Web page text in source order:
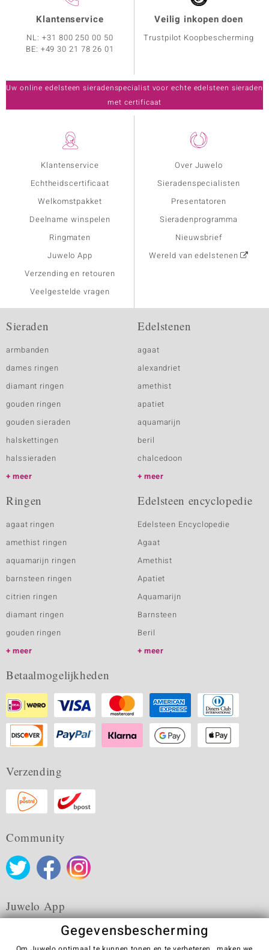
Klantenservice
Echtheidscertificaat
Welkomstpakket
Deelname winspelen
Ringmaten
Juwelo App
Verzending en retouren
Veelgestelde vragen
Over Juwelo
Sieradenspecialisten
Presentatoren
Sieradenprogramma
Nieuwsbrief
Wereld van edelstenen
Klantenservice
NL:+31 800 250 00 50
BE: +49 30 21 78 26 01
Veilig inkopen doen
Trustpilot Koopbescherming
Uw online edelsteen sieradenspecialist voor echte edelsteen sieraden
met certificaat
Sieraden
armbanden
dames ringen
diamant ringen
gouden ringen
gouden sieraden
halskettingen
halssieraden
meer
Edelstenen
agaat
alexandriet
amethist
apatiet
aquamarijn
beril
chalcedoon
meer
Ringen
agaat ringen
amethist ringen
aquamarijn ringen
barnsteen ringen
citrien ringen
diamant ringen
gouden ringen
meer
Edelsteen encyclopedie
Edelsteen Encyclopedie
Agaat
Amethist
Apatiet
Aquamarijn
Barnsteen
Beril
meer
Betaalmogelijkheden
Verzending
Community
Juwelo App
Gegevensbescherming